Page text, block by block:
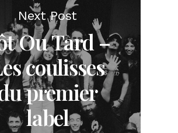
Next Post
Ou Tard –
coulisses
premier
label